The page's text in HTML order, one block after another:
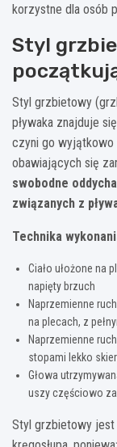
korzystne dla osób
Styl
Styl grzbietowy
pływaka znajduje
czyni go wyjątkowo
obawiających się
swobodne
związanych z
Technika
Ciało ułożone na
napięty brzuch
Naprzemienne
na plecach, z
Naprzemienne
stopami lekko
Głowa
uszy częściowo
Styl grzbietowy jest